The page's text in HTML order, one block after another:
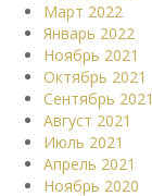
Март 2022
Январь 2022
Ноябрь 2021
Октябрь 2021
Сентябрь 2021
Август 2021
Июль 2021
Апрель 2021
Ноябрь 2020